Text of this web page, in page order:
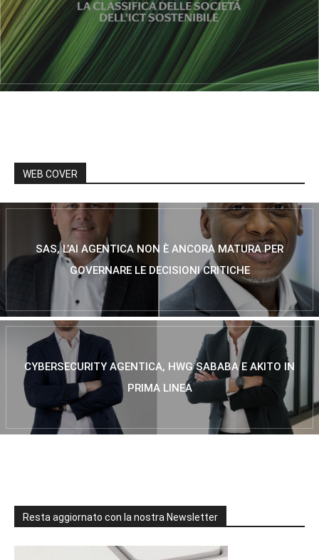
WEB COVER
SAS, L’AI AGENTICA NON È ANCORA MATURA PER
GOVERNARE LE DECISIONI CRITICHE
CYBERSECURITY AGENTICA, HWG SABABA E AKITO IN
PRIMA LINEA
Resta aggiornato con la nostra Newsletter